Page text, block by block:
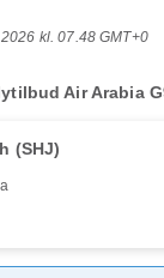
kl. 07.48 GMT+0
Air Arabia
(SHJ)